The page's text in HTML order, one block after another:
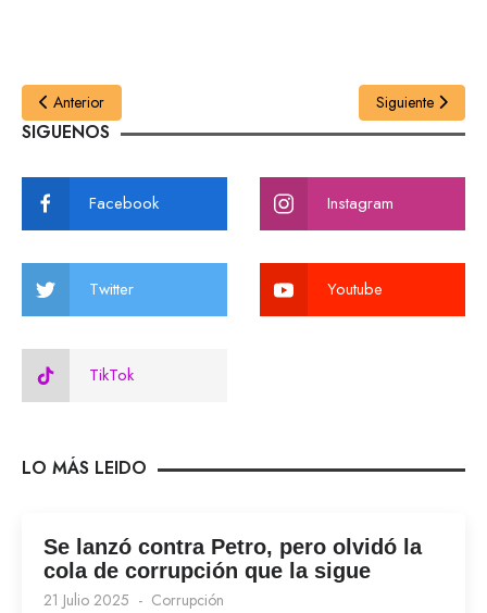
Anterior Siguiente
SIGUENOS
Facebook Instagram
Twitter Youtube
TikTok
LO MÁS LEIDO
Se lanzó contra Petro, pero olvidó la
cola de corrupción que la sigue
21 Julio 2025 Corrupción